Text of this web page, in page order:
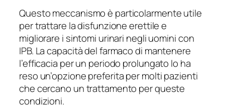
Questo meccanismo è particolarmente utile
per trattare la disfunzione erettile e
migliorare i sintomi urinari negli uomini con
IPB. La capacità del farmaco di mantenere
l’efficacia per un periodo prolungato lo ha
reso un’opzione preferita per molti pazienti
che cercano un trattamento per queste
condizioni.